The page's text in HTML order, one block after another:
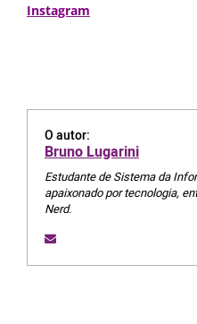
Instagram
O autor:
Bruno Lugarini
Estudante de Sistema da
apaixonado por tecnologia,
Nerd.